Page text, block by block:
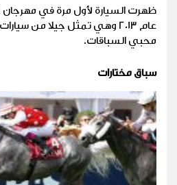
ظهرت السيارة لأول مرة في
عام 2013 وهي تمثل جيلا من
محبي السباقات.
سباق مختارات